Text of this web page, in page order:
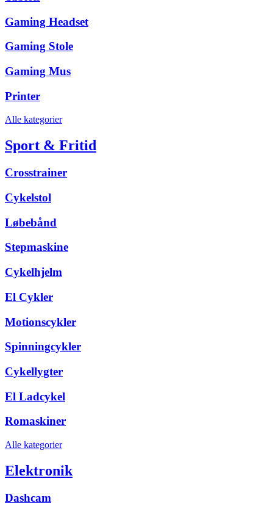
Gaming Headset
Gaming Stole
Gaming Mus
Printer
Alle kategorier
Sport & Fritid
Crosstrainer
Cykelstol
Løbebånd
Stepmaskine
Cykelhjelm
El Cykler
Motionscykler
Spinningcykler
Cykellygter
El Ladcykel
Romaskiner
Alle kategorier
Elektronik
Dashcam